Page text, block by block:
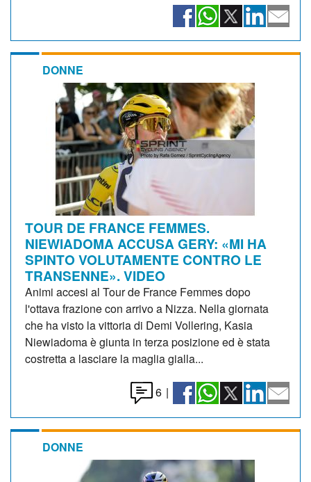
DONNE
TOUR DE FRANCE FEMMES.
NIEWIADOMA ACCUSA GERY: «MI HA
SPINTO VOLUTAMENTE CONTRO LE
TRANSENNE». VIDEO
Animi accesi al Tour de France Femmes dopo
l'ottava frazione con arrivo a Nizza. Nella giornata
che ha visto la vittoria di Demi Vollering, Kasia
Niewiadoma è giunta in terza posizione ed è stata
costretta a lasciare la maglia gialla...
6 |
DONNE